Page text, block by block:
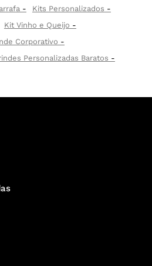
Kits Personalizados
Kit Vinho e Queijo
Corporativo
Personalizadas Baratos